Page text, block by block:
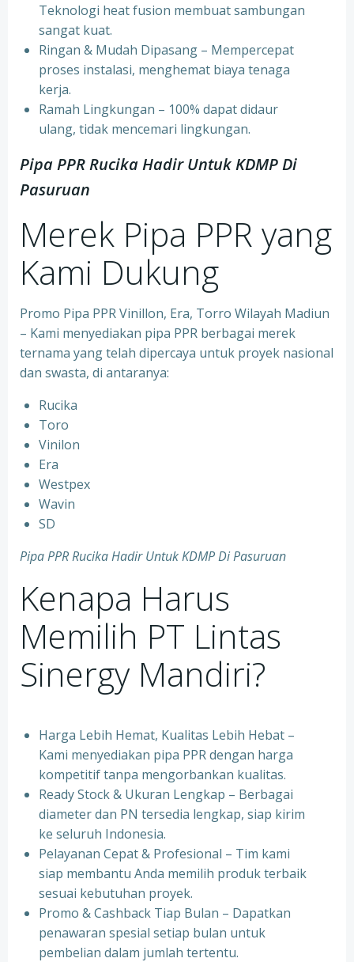
Teknologi heat fusion membuat sambungan
sangat kuat.
⁠Ringan & Mudah Dipasang – Mempercepat
proses instalasi, menghemat biaya tenaga
kerja.
⁠Ramah Lingkungan – 100% dapat didaur
ulang, tidak mencemari lingkungan.
Pipa PPR Rucika Hadir Untuk KDMP Di
Pasuruan
Merek Pipa PPR yang
Kami Dukung
Promo Pipa PPR Vinillon, Era, Torro Wilayah Madiun
– Kami menyediakan pipa PPR berbagai merek
ternama yang telah dipercaya untuk proyek nasional
dan swasta, di antaranya:
Rucika
⁠Toro
⁠Vinilon
⁠Era
⁠Westpex
⁠Wavin
⁠SD
Pipa PPR Rucika Hadir Untuk KDMP Di Pasuruan
Kenapa Harus
Memilih PT Lintas
Sinergy Mandiri?
Harga Lebih Hemat, Kualitas Lebih Hebat –
Kami menyediakan pipa PPR dengan harga
kompetitif tanpa mengorbankan kualitas.
⁠Ready Stock & Ukuran Lengkap – Berbagai
diameter dan PN tersedia lengkap, siap kirim
ke seluruh Indonesia.
⁠Pelayanan Cepat & Profesional – Tim kami
siap membantu Anda memilih produk terbaik
sesuai kebutuhan proyek.
⁠Promo & Cashback Tiap Bulan – Dapatkan
penawaran spesial setiap bulan untuk
pembelian dalam jumlah tertentu.